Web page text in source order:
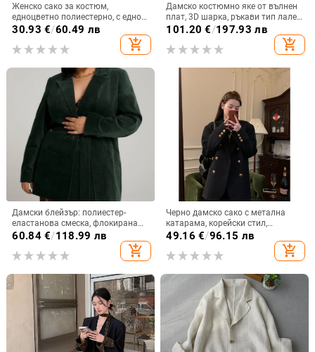
Женско сако за костюм,
едноцветно полиестерно, с едно
копче отпред, дълги ръкави,
костюмска яка, пролет 2025
30.93 €/60.49 лв
add_shopping_cart
Дамско костюмно яке от вълнен
плат, 3D шарка, ръкави тип лале,
еднобортно закопчаване,
свободен силует, есен 2025
101.20 €/197.93 лв
add_shopping_cart
Дамски блейзър: полиестер-
еластанова смеска, флокирана
текстура, lapel collar, one-button
60.84€/118.99 лв
add_shopping_cart
Черно дамско сако с метална
катарама, корейски стил,
подходящо за пролет и есен
49.16 €/96.15 лв
add_shopping_cart